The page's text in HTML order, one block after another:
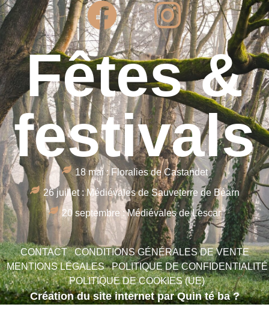
Fêtes &
festivals
18 mai : Floralies de Castandet
26 juillet : Médiévales de Sauveterre de Béarn
20 septembre : Médiévales de Lescar
CONTACT
CONDITIONS GÉNÉRALES DE VENTE
MENTIONS LÉGALES
POLITIQUE DE CONFIDENTIALITÉ
POLITIQUE DE COOKIES (UE)
Création du site internet par Quin té ba ?